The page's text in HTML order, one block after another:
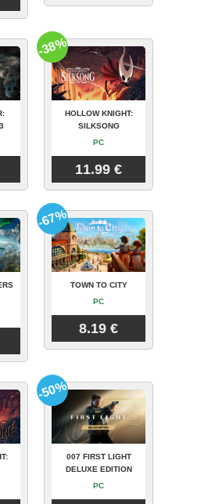
HOLLOW KNIGHT:
SILKSONG
PC
11.99 €
-38%
TOWN TO CITY
PC
8.19 €
-67%
007 FIRST LIGHT
DELUXE EDITION
PC
-50%